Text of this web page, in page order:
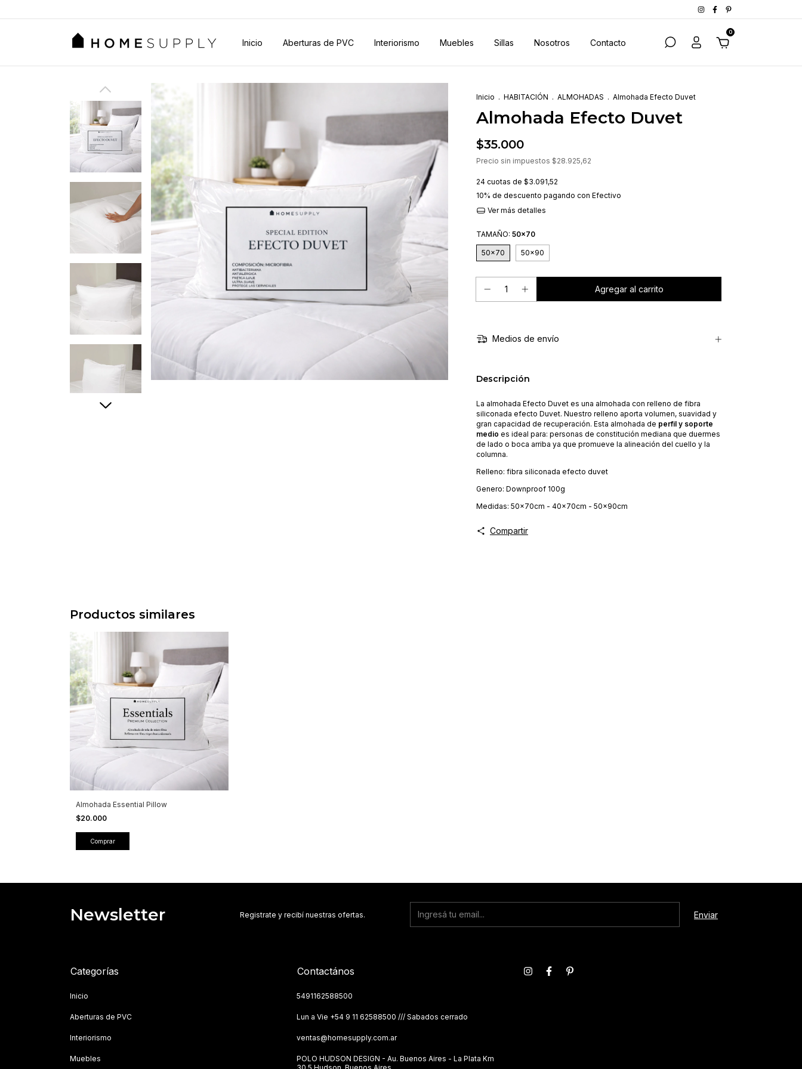
Inicio Aberturas de PVC Interiorismo Muebles Sillas Nosotros Contacto
0
Inicio . HABITACIÓN . ALMOHADAS . Almohada Efecto Duvet
Almohada Efecto Duvet
$35.000
Precio sin impuestos $28.925,62
24 cuotas de $3.091,52
10% de descuento pagando con Efectivo
Ver más detalles
TAMAÑO: 50x70
50x70 50x90
Medios de envío
Descripción
La almohada Efecto Duvet es una almohada con relleno de fibra
siliconada efecto Duvet. Nuestro relleno aporta volumen, suavidad y
gran capacidad de recuperación. Esta almohada de perfil y soporte
medio es ideal para: personas de constitución mediana que duermes
de lado o boca arriba ya que promueve la alineación del cuello y la
columna.
Relleno: fibra siliconada efecto duvet
Genero: Downproof 100g
Medidas: 50x70cm - 40x70cm - 50x90cm
Compartir
Productos similares
Almohada Essential Pillow
$20.000
Comprar
Newsletter Registrate y recibí nuestras ofertas.
Categorías
Inicio
Aberturas de PVC
Interiorismo
Muebles
Contactános
5491162588500
Lun a Vie ‪+54 9 11 62588500 /// Sabados cerrado
ventas@homesupply.com.ar
POLO HUDSON DESIGN - Au. Buenos Aires - La Plata Km